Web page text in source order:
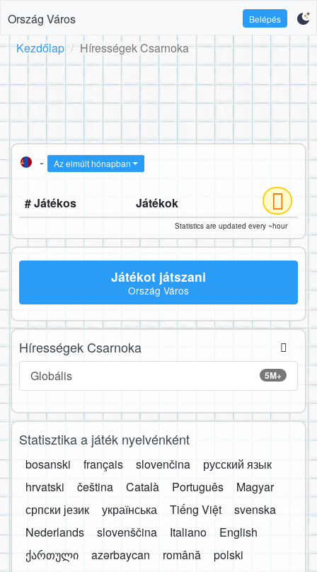
Ország Város Belépés
Kezdőlap Hírességek Csarnoka
- Az elmúlt hónapban
# Játékos Játékok
Statistics are updated every ~hour
Játékot játszani
Ország Város
Hírességek Csarnoka
5M+
Globális
Statisztika a játék nyelvénként
bosanski français slovenčina
русский язык
hrvatski
čeština Català Português
Magyar
српски језик
українська Tiếng Việt
svenska
Nederlands
slovenščina Italiano
English
ქართული
azərbaycan română
polski